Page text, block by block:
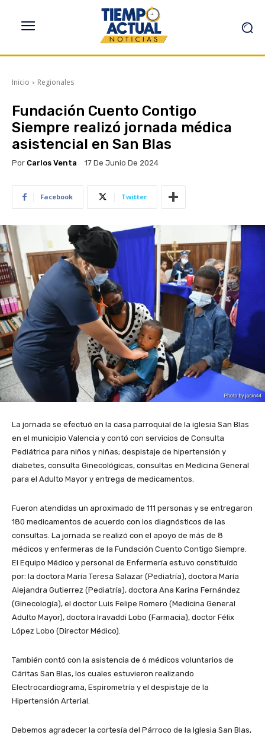
Inicio Regionales
Fundación Cuento Contigo
Siempre realizó jornada médica
asistencial en San Blas
Por Carlos Venta 17 De Junio De 2024
Facebook Twitter
La jornada se efectuó en la casa parroquial de la iglesia San Blas
en el municipio Valencia y contó con servicios de Consulta
Pediátrica para niños y niñas; despistaje de hipertensión y
diabetes, consulta Ginecológicas, consultas en Medicina General
para el Adulto Mayor y entrega de medicamentos.
Fueron atendidas un aproximado de 111 personas y se entregaron
180 medicamentos de acuerdo con los diagnósticos de las
consultas. La jornada se realizó con el apoyo de más de 8
médicos y enfermeras de la Fundación Cuento Contigo Siempre.
El Equipo Médico y personal de Enfermería estuvo constituído
por: la doctora María Teresa Salazar (Pediatría), doctora María
Alejandra Gutierrez (Pediatría), doctora Ana Karina Fernández
(Ginecología), el doctor Luis Felipe Romero (Medicina General
Adulto Mayor), doctora Iravaddi Lobo (Farmacia), doctor Félix
López Lobo (Director Médico).
También contó con la asistencia de 6 médicos voluntarios de
Cáritas San Blas, los cuales estuvieron realizando
Electrocardiograma, Espirometría y el despistaje de la
Hipertensión Arterial.
Debemos agradecer la cortesía del Párroco de la Iglesia San Blas,